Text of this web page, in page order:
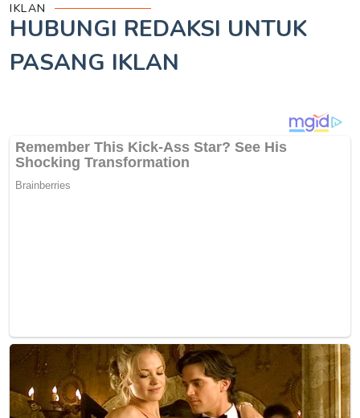
IKLAN
HUBUNGI REDAKSI UNTUK
PASANG IKLAN